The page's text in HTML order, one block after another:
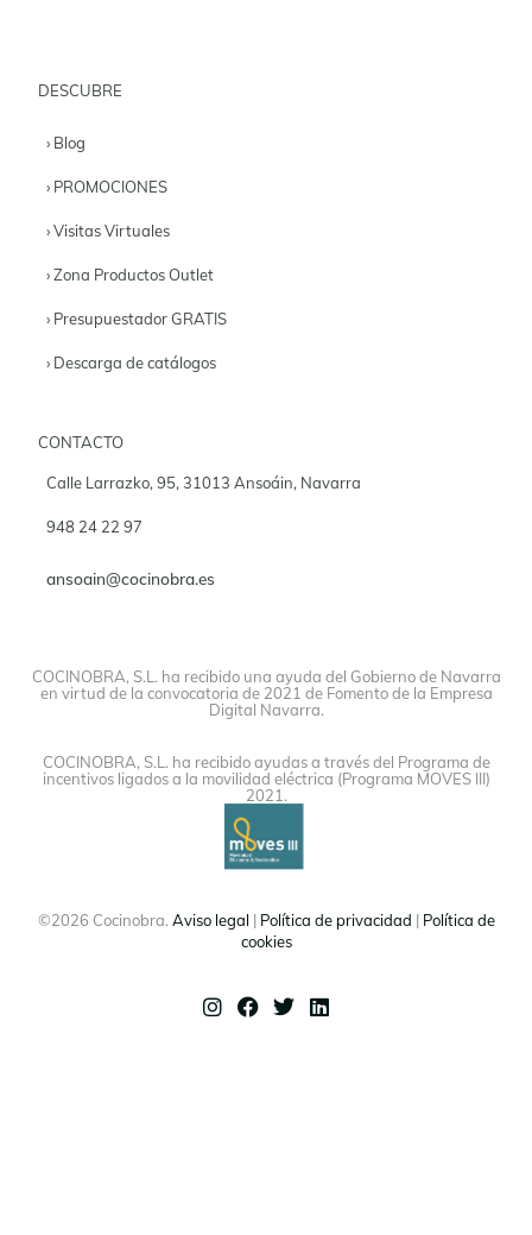
DESCUBRE
› Blog
› PROMOCIONES
› Visitas Virtuales
› Zona Productos Outlet
› Presupuestador GRATIS
› Descarga de catálogos
CONTACTO
Calle Larrazko, 95, 31013 Ansoáin, Navarra
948 24 22 97
ansoain@cocinobra.es
COCINOBRA, S.L. ha recibido una ayuda del Gobierno de Navarra
en virtud de la convocatoria de 2021 de Fomento de la Empresa
Digital Navarra.
COCINOBRA, S.L. ha recibido ayudas a través del Programa de
incentivos ligados a la movilidad eléctrica (Programa MOVES III)
2021.
©2026 Cocinobra. Aviso legal | Política de privacidad | Política de
cookies